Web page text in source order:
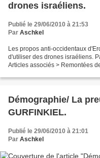
drones israéliens.
Publié le 29/06/2010 à 21:53
Par Aschkel
Les propos anti-occidentaux
d'utiliser des drones israéliens.
Articles associés > Remontées
Démographie/ La
GURFINKIEL.
Publié le 29/06/2010 à 21:01
Par Aschkel